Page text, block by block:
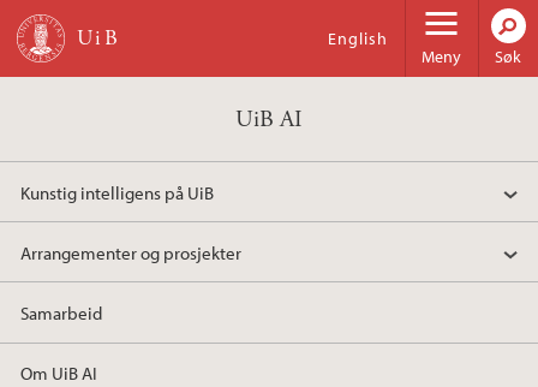
Hopp til hovedinnhold
Meny
English
Søk
UiB AI
Kunstig intelligens på UiB
Arrangementer og prosjekter
Samarbeid
Om UiB AI